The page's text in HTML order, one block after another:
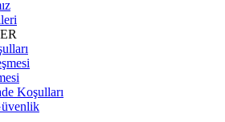
Koşulları